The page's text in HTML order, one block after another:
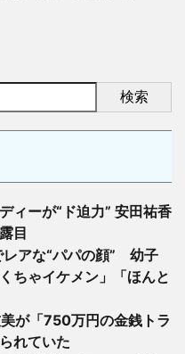
検索
ィーが“ド迫力” 安田祐香
目
レアな“パパの顔” 幼子
ちゃイケメン」「ほんと
が「750万円の金銭トラ
れていた